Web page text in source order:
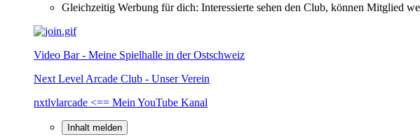
Gleichzeitig Werbung für dich: Interessierte sehen den Club, können Mitglied
Video Bar - Meine Spielhalle in der Ostschweiz
Next Level Arcade Club - Unser Verein
nxtlvlarcade <== Mein YouTube Kanal
Inhalt melden